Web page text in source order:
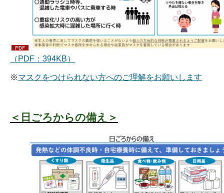
（PDF：394KB）
※マスクをつけられない方へのご理解をお願いします
＜日ごろからの備え＞